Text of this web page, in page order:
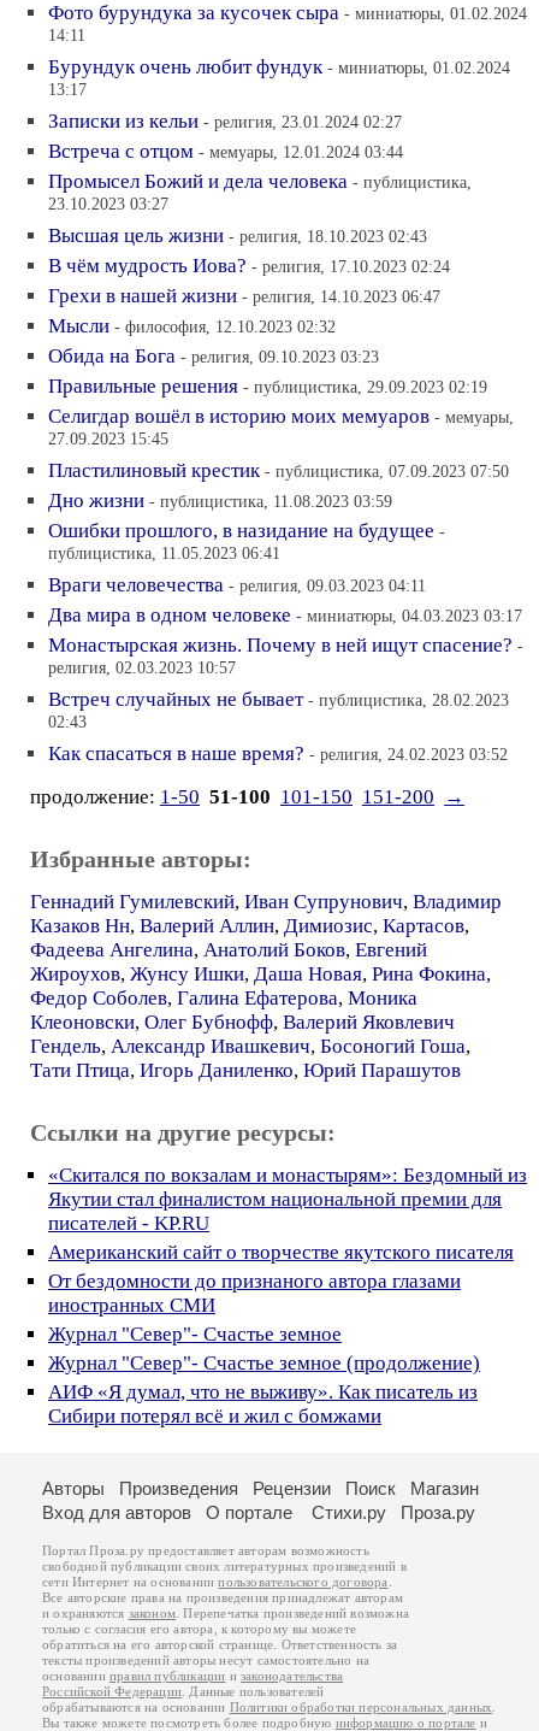
Фото бурундука за кусочек сыра - миниатюры, 01.02.2024
14:11
Бурундук очень любит фундук - миниатюры, 01.02.2024
13:17
Записки из кельи - религия, 23.01.2024 02:27
Встреча с отцом - мемуары, 12.01.2024 03:44
Промысел Божий и дела человека - публицистика,
23.10.2023 03:27
Высшая цель жизни - религия, 18.10.2023 02:43
В чём мудрость Иова? - религия, 17.10.2023 02:24
Грехи в нашей жизни - религия, 14.10.2023 06:47
Мысли - философия, 12.10.2023 02:32
Обида на Бога - религия, 09.10.2023 03:23
Правильные решения - публицистика, 29.09.2023 02:19
Селигдар вошёл в историю моих мемуаров - мемуары,
27.09.2023 15:45
Пластилиновый крестик - публицистика, 07.09.2023 07:50
Дно жизни - публицистика, 11.08.2023 03:59
Ошибки прошлого, в назидание на будущее -
публицистика, 11.05.2023 06:41
Враги человечества - религия, 09.03.2023 04:11
Два мира в одном человеке - миниатюры, 04.03.2023 03:17
Монастырская жизнь. Почему в ней ищут спасение? -
религия, 02.03.2023 10:57
Встреч случайных не бывает - публицистика, 28.02.2023
02:43
Как спасаться в наше время? - религия, 24.02.2023 03:52
продолжение: 1-50 51-100 101-150 151-200 →
Избранные авторы:
Геннадий Гумилевский, Иван Супрунович, Владимир
Казаков Нн, Валерий Аллин, Димиозис, Картасов,
Фадеева Ангелина, Анатолий Боков, Евгений
Жироухов, Жунсу Ишки, Даша Новая, Рина Фокина,
Федор Соболев, Галина Ефатерова, Моника
Клеоновски, Олег Бубнофф, Валерий Яковлевич
Гендель, Александр Ивашкевич, Босоногий Гоша,
Тати Птица, Игорь Даниленко, Юрий Парашутов
Ссылки на другие ресурсы:
«Скитался по вокзалам и монастырям»: Бездомный из
Якутии стал финалистом национальной премии для
писателей - KP.RU
Американский сайт о творчестве якутского писателя
От бездомности до признаного автора глазами
иностранных СМИ
Журнал "Север"- Счастье земное
Журнал "Север"- Счастье земное (продолжение)
АИФ «Я думал, что не выживу». Как писатель из
Сибири потерял всё и жил с бомжами
Авторы Произведения Рецензии Поиск
Магазин
Вход для авторов
О портале Стихи.ру Проза.ру
Портал Проза.ру предоставляет авторам возможность
свободной публикации своих литературных произведений в
сети Интернет на основаниипользовательского договора
Все авторские права на произведения принадлежат авторам
и охраняются законом . Перепечатка произведений возможна
только с согласия его автора, к которому вы можете
обратиться на его авторской странице. Ответственность за
тексты произведений авторы несут самостоятельно на
основанииправил публикации изаконодательства
Российской Федерации . Данные пользователей
обрабатываются на основании Политики обработки персональных данных
Вы также можете посмотреть более подробную информацию о портале и